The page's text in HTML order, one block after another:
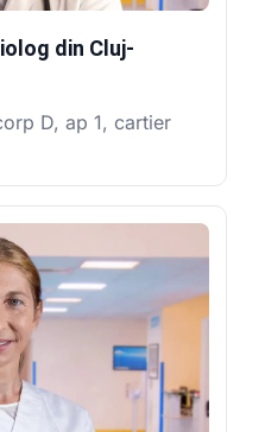
din Cluj-
D, ap 1, cartier